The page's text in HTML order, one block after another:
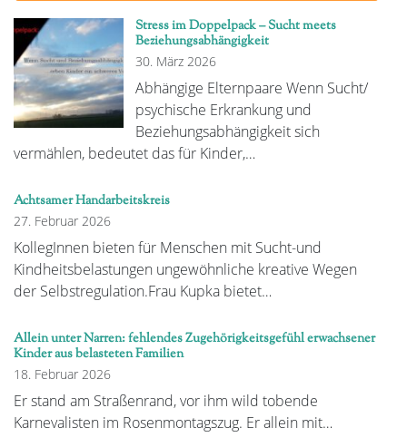
Stress im Doppelpack – Sucht meets
Beziehungsabhängigkeit
30. März 2026
Abhängige Elternpaare Wenn Sucht/
psychische Erkrankung und
Beziehungsabhängigkeit sich
vermählen, bedeutet das für Kinder,…
Achtsamer Handarbeitskreis
27. Februar 2026
KollegInnen bieten für Menschen mit Sucht-und
Kindheitsbelastungen ungewöhnliche kreative Wegen
der Selbstregulation.Frau Kupka bietet…
Allein unter Narren: fehlendes Zugehörigkeitsgefühl erwachsener
Kinder aus belasteten Familien
18. Februar 2026
Er stand am Straßenrand, vor ihm wild tobende
Karnevalisten im Rosenmontagszug. Er allein mit…